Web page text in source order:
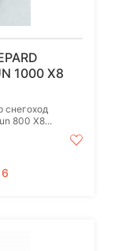
1000 X8
снегоход
800 X8...